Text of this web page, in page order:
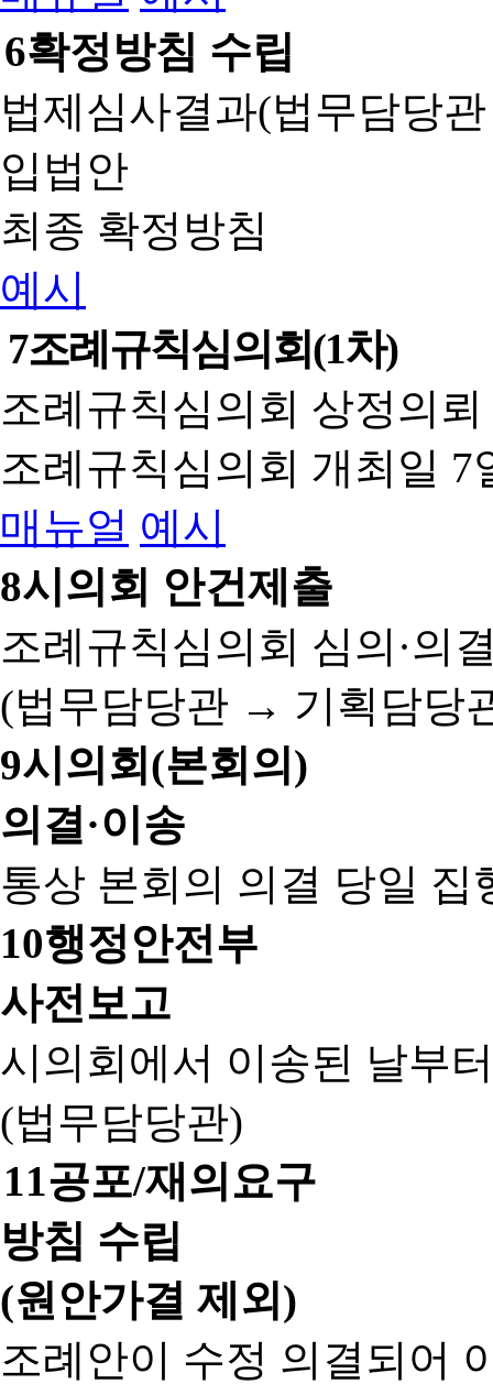
6확정방침 수립
법제심사결과(법무담당
입법안
최종 확정방침
예시
7조례규칙심의회(1차)
조례규칙심의회 상정의
조례규칙심의회 개최일 7
매뉴얼 예시
8시의회 안건제출
조례규칙심의회 심의·의
(법무담당관 → 기획담당
9시의회(본회의)
의결·이송
통상 본회의 의결 당일 집
10행정안전부
사전보고
시의회에서 이송된 날부
(법무담당관)
11공포/재의요구
방침 수립
(원안가결 제외)
조례안이 수정 의결되어